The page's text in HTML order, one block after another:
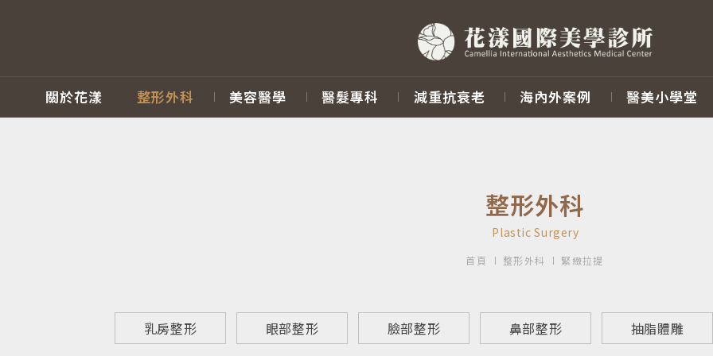
關於花漾 整形外科 美容醫學 醫髮專科 減重抗衰老 海內外案例 醫美小學堂
整形外科
Plastic Surgery
首頁 整形外科 緊緻拉提
乳房整形 眼部整形 臉部整形 鼻部整形 抽脂體雕